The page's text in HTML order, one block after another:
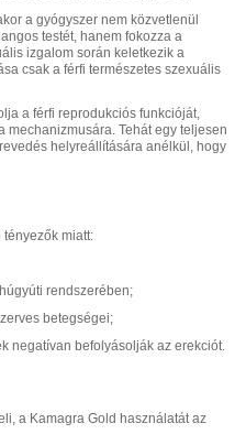
a gyógyszer nem közvetlenül
testét, hanem fokozza a
izgalom során keletkezik a
csak a férfi természetes szexuális
a férfi reprodukciós funkcióját,
mechanizmusára. Tehát egy teljesen
helyreállítására anélkül, hogy
miatt:
rendszerében;
betegségei;
negatívan befolyásolják az erekciót.
a Kamagra Gold használatát az